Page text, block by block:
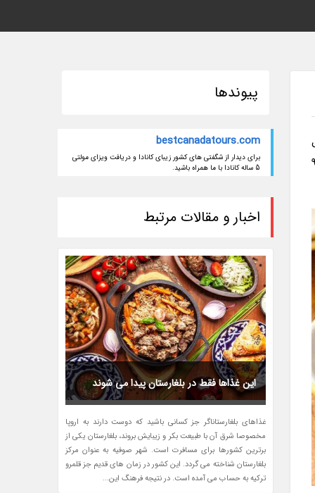
ارزش غذایی بالایی داشته و حاوی 250 کالری، 9
پیوندها
bestcanadatours.com
برای دیدار از شگفتی های کشور زیبای کانادا و دریافت ویزای مولتی
5 ساله کانادا با ما همراه باشید.
اخبار و مقالات مرتبط
این غذاها فقط در بلغارستان پیدا می شوند
غذاهای بلغارستاناگر جز کسانی باشید که دوست دارند به اروپا
مخصوصا شرق آن با طبیعت بکر و زیبایش بروند، بلغارستان یکی از
برترین کشورها برای مسافرت است. شهر صوفیه به عنوان مرکز
بلغارستان شناخته می گردد. این کشور در زمان های قدیم جز قلمرو
ترکیه به حساب می آمده است. در نتیجه فرهنگ این...